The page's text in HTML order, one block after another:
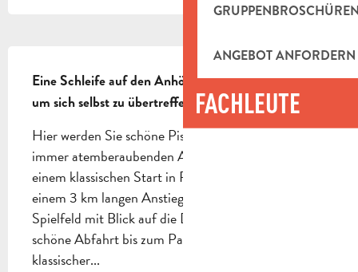
ANGEBOT ANFORDERN
FACHLEUTE
Eine Schleife auf den Anhöhen von Saint-Zacharie,
um sich selbst zu übertreffen.
Hier werden Sie schöne Pisten mit einer noch
immer atemberaubenden Aussicht finden. Nach
einem klassischen Start in Richtung La Mouère mit
einem 3 km langen Anstieg werden Sie ein neues
Spielfeld mit Blick auf die Dörfer entdecken. Eine
schöne Abfahrt bis zum Pas de Peyruis und ein eher
klassischer...